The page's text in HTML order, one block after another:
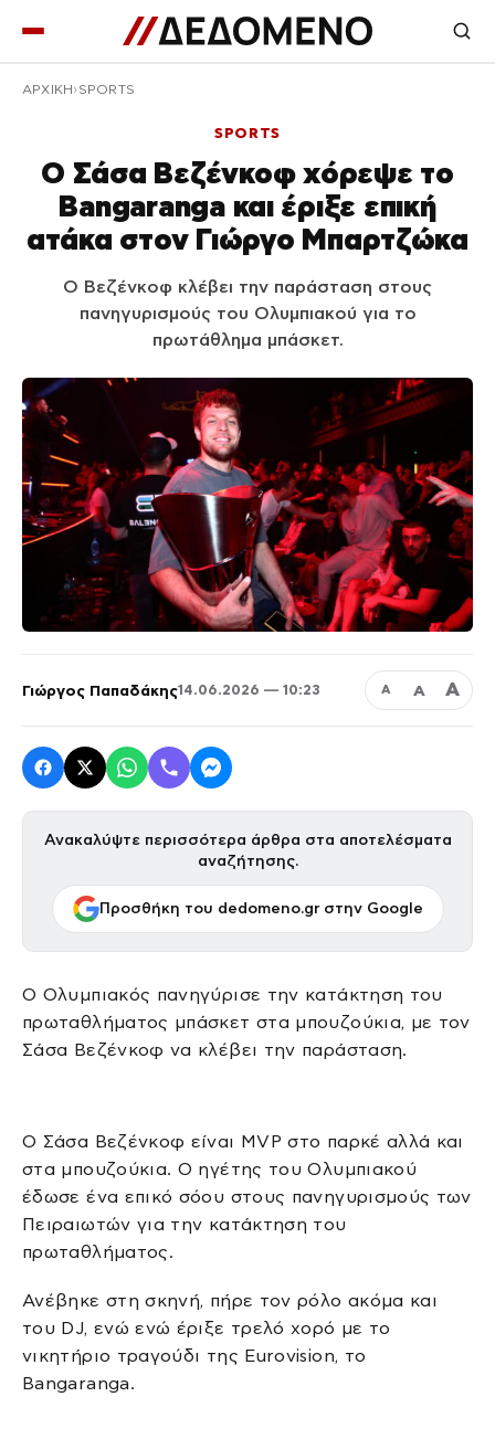
ΑΡΧΙΚΉ SPORTS
SPORTS
Ο Σάσα Βεζένκοφ χόρεψε το
Bangaranga και έριξε επική
ατάκα στον Γιώργο Μπαρτζώκα
Ο Βεζένκοφ κλέβει την παράσταση στους
πανηγυρισμούς του Ολυμπιακού για το
πρωτάθλημα μπάσκετ.
Γιώργος Παπαδάκης14.06.2026 — 10:23 Α Α Α
Ανακαλύψτε περισσότερα άρθρα στα αποτελέσματα
αναζήτησης.
Προσθήκη του dedomeno.gr στην Google
Ο Ολυμπιακός πανηγύρισε την κατάκτηση του
πρωταθλήματος μπάσκετ στα μπουζούκια, με τον
Σάσα Βεζένκοφ να κλέβει την παράσταση.
Ο Σάσα Βεζένκοφ είναι MVP στο παρκέ αλλά και
στα μπουζούκια. Ο ηγέτης του Ολυμπιακού
έδωσε ένα επικό σόου στους πανηγυρισμούς των
Πειραιωτών για την κατάκτηση του
πρωταθλήματος.
Ανέβηκε στη σκηνή, πήρε τον ρόλο ακόμα και
του DJ, ενώ ενώ έριξε τρελό χορό με το
νικητήριο τραγούδι της Eurovision, το
Bangaranga.